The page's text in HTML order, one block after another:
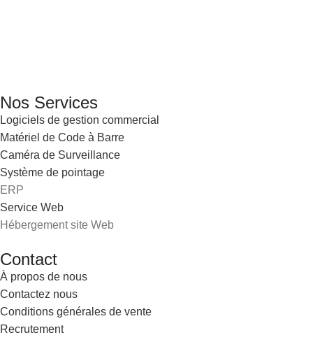
Nos Services
Logiciels de gestion commercial
Matériel de Code à Barre
Caméra de Surveillance
Système de pointage
ERP
Service Web
Hébergement site Web
Contact
À propos de nous
Contactez nous
Conditions générales de vente
Recrutement